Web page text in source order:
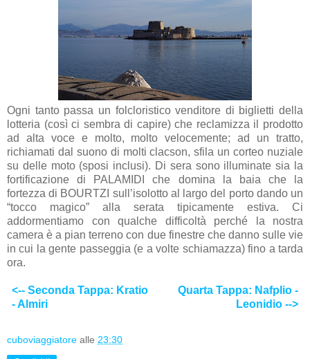
Ogni tanto passa un folcloristico venditore di biglietti della
lotteria (così ci sembra di capire) che reclamizza il prodotto
ad alta voce e molto, molto velocemente; ad un tratto,
richiamati dal suono di molti clacson, sfila un corteo nuziale
su delle moto (sposi inclusi). Di sera sono illuminate sia la
fortificazione di PALAMIDI che domina la baia che la
fortezza di BOURTZI sull’isolotto al largo del porto dando un
“tocco magico” alla serata tipicamente estiva. Ci
addormentiamo con qualche difficoltà perché la nostra
camera è a pian terreno con due finestre che danno sulle vie
in cui la gente passeggia (e a volte schiamazza) fino a tarda
ora.
<-- Seconda Tappa: Kratio
- Almiri
Quarta Tappa: Nafplio -
Leonidio -->
cuboviaggiatore alle 23:30